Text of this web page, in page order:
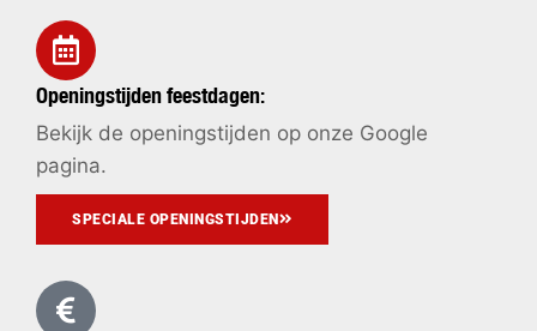
Openingstijden feestdagen:
Bekijk de openingstijden op onze Google
pagina.
SPECIALE OPENINGSTIJDEN